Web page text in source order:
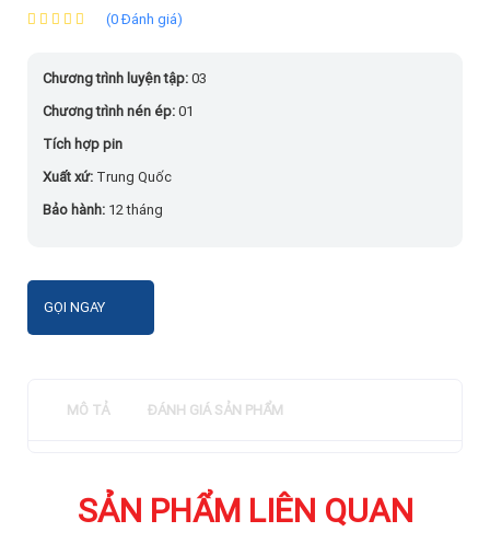
(0 Đánh giá)
Chương trình luyện tập:03
Chương trình nén ép:01
Tích hợp pin
Xuất xứ: Trung Quốc
Bảo hành: 12 tháng
GỌI NGAY
MÔ TẢ ĐÁNH GIÁ SẢN PHẨM
SẢN PHẨM LIÊN QUAN